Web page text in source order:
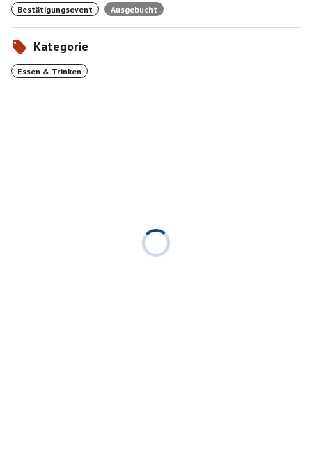
Bestätigungsevent Ausgebucht
Kategorie
Essen & Trinken